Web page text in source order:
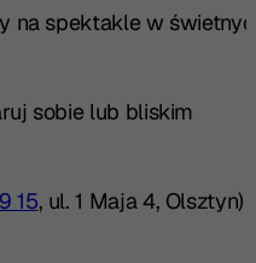
na spektakle w
sobie lub bliskim
15, ul. 1 Maja 4, Olsztyn)